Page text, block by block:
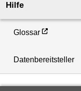
Hilfe
Glossar
Datenbereitsteller